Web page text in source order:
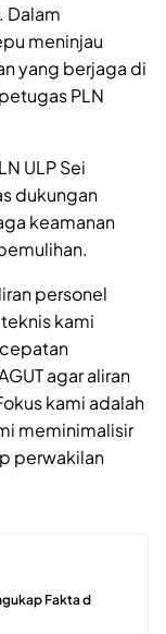
Dalam
meninjau
yang berjaga di
PLN
ULP Sei
dukungan
keamanan
personel
kami
agar aliran
kami adalah
meminimalisir
perwakilan
Fakta d